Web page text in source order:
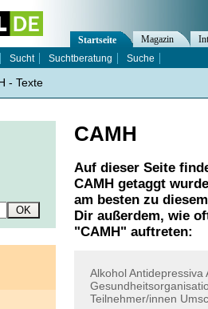
CAMH
Auf dieser Seite
CAMH getaggt
am besten zu
Dir außerdem, wie
"CAMH " auftreten:
AlkoholAntidepressiva
Teilnehmer/innen
Startseite Magazin
Sucht Suchtberatung Suche
- Texte